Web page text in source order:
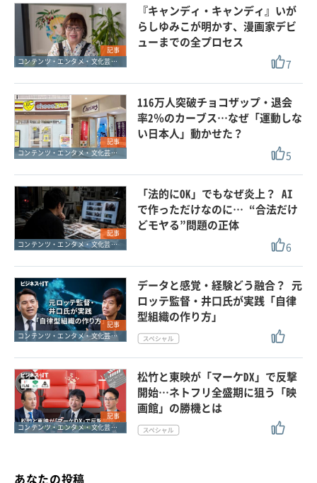
記事
コンテンツ・エンタメ・文化芸能・スポーツ
『キャンディ・キャンディ』いが
らしゆみこが明かす、漫画家デビ
ューまでの全プロセス
7
記事
コンテンツ・エンタメ・文化芸能・スポーツ
116万人突破チョコザップ・退会
率2％のカーブス…なぜ「運動しな
い日本人」動かせた？
5
記事
コンテンツ・エンタメ・文化芸能・スポーツ
「法的にOK」でもなぜ炎上？ AI
で作っただけなのに… “合法だけ
どモヤる”問題の正体
6
記事
コンテンツ・エンタメ・文化芸能・スポーツ
データと感覚・経験どう融合？ 元
ロッテ監督・井口氏が実践「自律
型組織の作り方」
記事
コンテンツ・エンタメ・文化芸能・スポーツ
松竹と東映が「マーケDX」で反撃
開始…ネトフリ全盛期に狙う「映
画館」の勝機とは
あなたの投稿